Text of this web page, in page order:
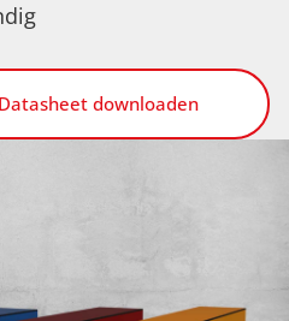
downloaden